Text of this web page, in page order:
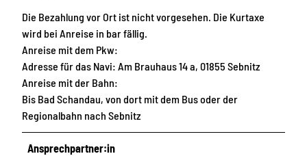
Die Bezahlung vor Ort ist nicht vorgesehen. Die Kurtaxe
wird bei Anreise in bar fällig.
Anreise mit dem Pkw:
Adresse für das Navi: Am Brauhaus 14 a, 01855 Sebnitz
Anreise mit der Bahn:
Bis Bad Schandau, von dort mit dem Bus oder der
Regionalbahn nach Sebnitz
Ansprechpartner:in